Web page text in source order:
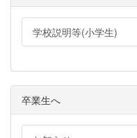
学校説明等(小学生)
卒業生へ